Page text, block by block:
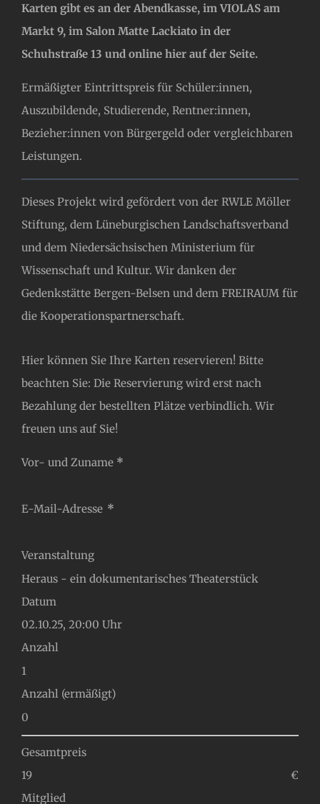
Karten gibt es an der Abendkasse, im VIOLAS am
Markt 9, im Salon Matte Lackiato in der
Schuhstraße 13 und online hier auf der Seite.
Ermäßigter Eintrittspreis für Schüler:innen,
Auszubildende, Studierende, Rentner:innen,
Bezieher:innen von Bürgergeld oder vergleichbaren
Leistungen.
Dieses Projekt wird gefördert von der RWLE Möller
Stiftung, dem Lüneburgischen Landschaftsverband
und dem Niedersächsischen Ministerium für
Wissenschaft und Kultur. Wir danken der
Gedenkstätte Bergen-Belsen und dem FREIRAUM für
die Kooperationspartnerschaft.
Hier können Sie Ihre Karten reservieren! Bitte
beachten Sie: Die Reservierung wird erst nach
Bezahlung der bestellten Plätze verbindlich. Wir
freuen uns auf Sie!
Abschnitt
Vor- und Zuname *
E-Mail-Adresse *
Veranstaltung
Datum
Anzahl
Anzahl (ermäßigt)
Gesamtpreis
€
Mitglied